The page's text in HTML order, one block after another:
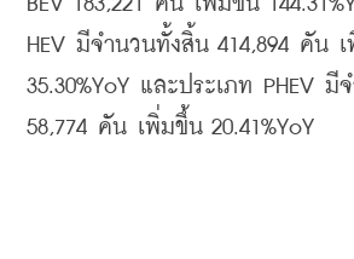
HEV มีจำนวนทั้งสิ้น 414,894 คัน
35.30%YoY และประเภท PHEV มี
58,774 คัน เพิ่มขึ้น 20.41%YoY